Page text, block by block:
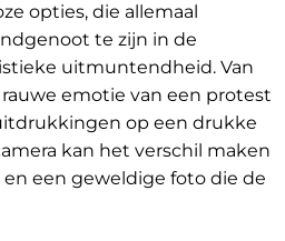
opties, die allemaal
te zijn in de
uitmuntendheid. Van
emotie van een protest
op een drukke
kan het verschil maken
een geweldige foto die de